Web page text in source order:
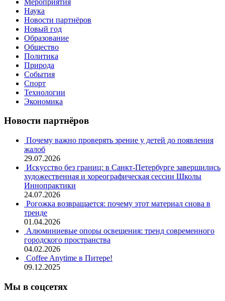
Наука
Новости партнёров
Новый год
Образование
Общество
Политика
Природа
События
Спорт
Технологии
Экономика
Новости партнёров
Почему важно проверять зрение у детей до появления
жалоб
29.07.2026
Искусство без границ: в Санкт-Петербурге завершились
художественная и хореографическая сессии Школы
Иннопрактики
24.07.2026
Рогожка возвращается: почему этот материал снова в
тренде
01.04.2026
Алюминиевые опоры освещения: тренд современного
городского пространства
04.02.2026
Coffee Anytime в Питере!
09.12.2025
Мы в соцсетях